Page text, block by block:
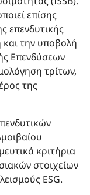
επίσης
επενδυτικής
την υποβολή
Επενδύσεων
τρίτων,
της
κριτήρια
στοιχείων
ESG.